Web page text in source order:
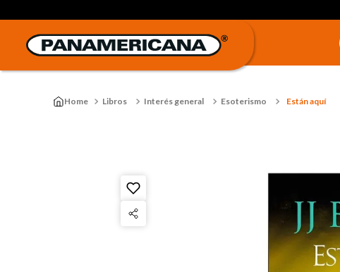
Libros Interés general Esoterismo Están aquí